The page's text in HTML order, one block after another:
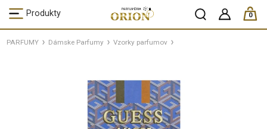
Produkty 0
ks /
PARFUMY Dámske Parfumy Vzorky parfumov